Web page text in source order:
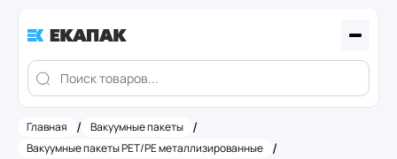
Главная / Вакуумные пакеты /
Вакуумные пакеты PET/PE металлизированные /